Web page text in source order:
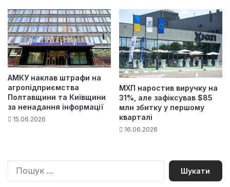
АМКУ наклав штрафи на
агропідприємства
Полтавщини та Київщини
за ненадання інформації
15.06.2026
МХП наростив виручку на
31%, але зафіксував $85
млн збитку у першому
кварталі
16.06.2026
П